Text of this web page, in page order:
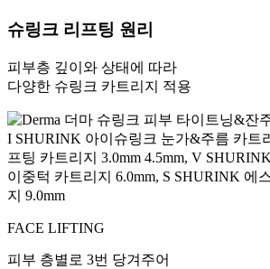
슈링크 리프팅 원리
피부층 깊이와 상태에 따라
다양한 슈링크 카트리지 적용
FACE LIFTING
피부 층별로 3번 당겨주어